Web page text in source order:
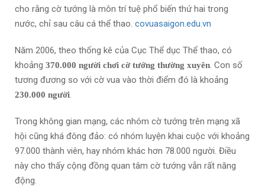
cho rằng cờ tướng là môn trí tuệ phổ biến thứ hai trong
nước, chỉ sau câu cá thể thao. covuasaigon.edu.vn
Năm 2006, theo thống kê của Cục Thể dục Thể thao, có
khoảng 370.000 người chơi cờ tướng thường xuyên. Con số
tương đương so với cờ vua vào thời điểm đó là khoảng
230.000 người.
Trong không gian mạng, các nhóm cờ tướng trên mạng xã
hội cũng khá đông đảo: có nhóm luyện khai cuộc với khoảng
97.000 thành viên, hay nhóm khác hơn 78.000 người. Điều
này cho thấy cộng đồng quan tâm cờ tướng vẫn rất năng
động.